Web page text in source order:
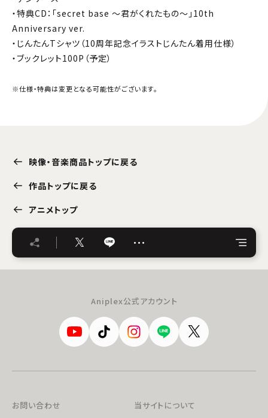
・特典CD：「secret base 〜君がくれたもの〜」10th
Anniversary ver.
・じんたんTシャツ（10周年記念イラストじんたん着用仕様）
・ブックレット100P（予定）
※仕様・特典は変更となる可能性がございます。
映像・音楽商品トップに戻る
作品トップに戻る
アニメトップ
…
Aniplex公式アカウント
お問い合わせ 当サイトについて